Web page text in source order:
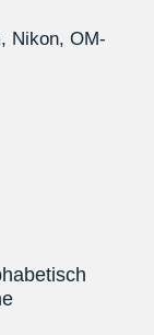
Nikon, OM-